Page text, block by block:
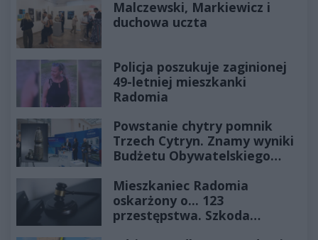
Malczewski, Markiewicz i
duchowa uczta
Policja poszukuje zaginionej
49-letniej mieszkanki
Radomia
Powstanie chytry pomnik
Trzech Cytryn. Znamy wyniki
Budżetu Obywatelskiego
Mieszkaniec Radomia
oskarżony o... 123
przestępstwa. Szkoda